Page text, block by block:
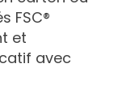
FSC®
et
avec